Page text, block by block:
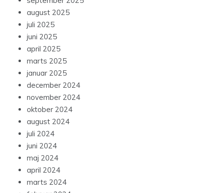
august 2025
juli 2025
juni 2025
april 2025
marts 2025
januar 2025
december 2024
november 2024
oktober 2024
august 2024
juli 2024
juni 2024
maj 2024
april 2024
marts 2024